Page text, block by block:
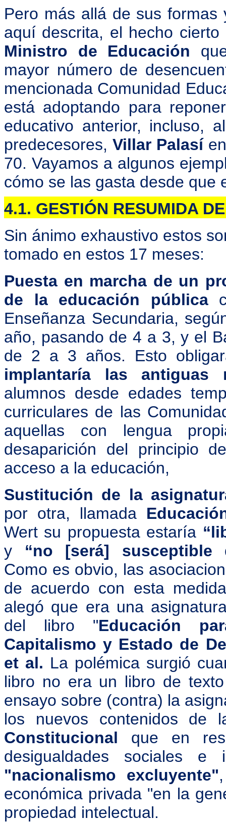
Pero más allá de sus
aquí descrita, el hecho
Ministro de Educación
mayor número de
mencionada Comunidad
está adoptando para
educativo anterior, incluso,
predecesores, Villar Palasíen
70. Vayamos a algunos
cómo se las gasta desde que
4.1. GESTIÓN RESUMIDA
Sin ánimo exhaustivo estos
tomado en estos 17 meses:
Puesta en marcha de un
de la educación pública
Enseñanza Secundaria,
año, pasando de 4 a 3, y el
de 2 a 3 años. Esto
implantaría las antiguas
alumnos desde edades
curriculares de las
aquellas con lengua
desaparición del principio
acceso a la educación,
Sustitución de la
por otra, llamada
Wert su propuesta estaría
y “no [será] susceptible
Como es obvio, las
de acuerdo con esta
alegó que era una
del libro "Educación
Capitalismo y Estado de
et al. La polémica surgió
libro no era un libro de
ensayo sobre (contra) la
los nuevos contenidos de
Constitucional que en
desigualdades sociales
"nacionalismo excluyente"
económica privada "en la
propiedad intelectual.